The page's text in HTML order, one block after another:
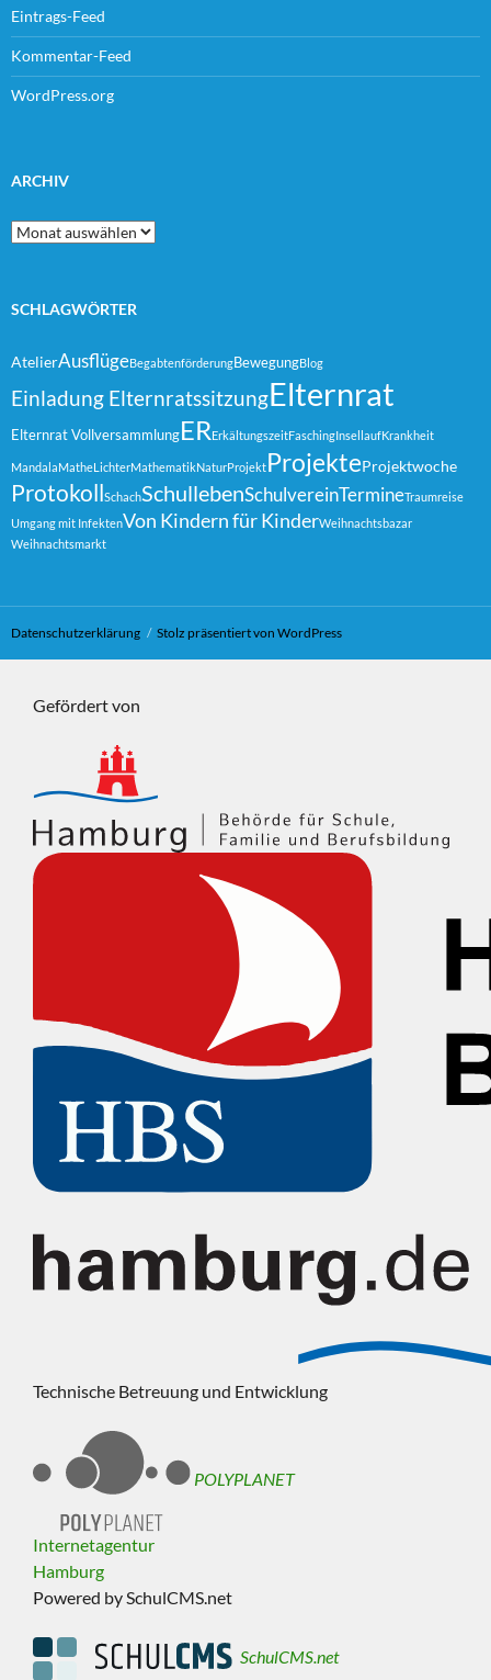
Eintrags-Feed
Kommentar-Feed
WordPress.org
ARCHIV
Archiv
SCHLAGWÖRTER
AtelierAusflügeBegabtenförderungBewegungBlog
Einladung ElternratssitzungElternrat
Elternrat VollversammlungERErkältungszeitFaschingInsellaufKrankheit
MandalaMatheLichterMathematikNaturProjektProjekteProjektwoche
ProtokollSchachSchullebenSchulvereinTermineTraumreise
Umgang mit InfektenVon Kindern für KinderWeihnachtsbazar
Weihnachtsmarkt
Datenschutzerklärung Stolz präsentiert von WordPress
Gefördert von
Technische Betreuung und Entwicklung
POLYPLANET
Internetagentur
Hamburg
Powered by SchulCMS.net
SchulCMS.net